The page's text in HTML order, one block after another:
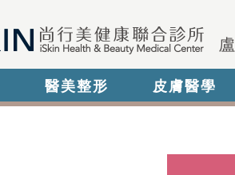
醫美整形 皮膚醫學